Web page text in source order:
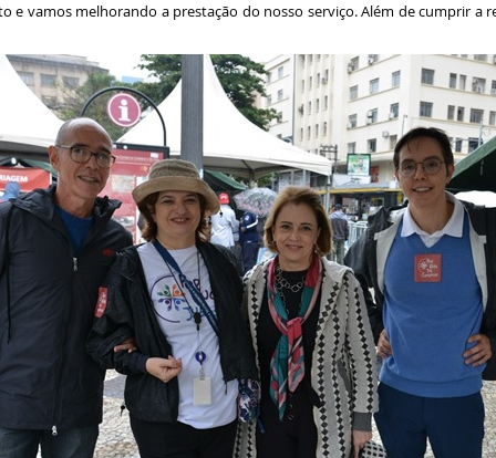
e vamos melhorando a prestação do nosso serviço. Além de cumprir a